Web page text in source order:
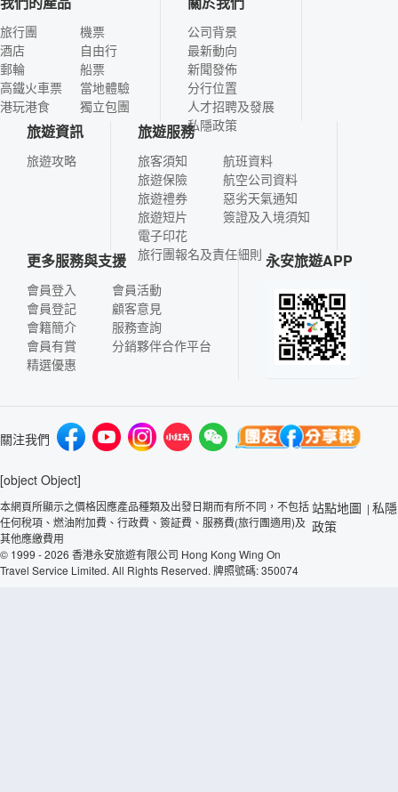
旅行團
酒店
郵輪
高鐵火車票
港玩港食
機票
自由行
船票
當地體驗
獨立包團
公司背景
最新動向
新聞發佈
分行位置
人才招聘及發展
私隱政策
旅遊資訊
旅遊攻略
旅遊服務
旅客須知
旅遊保險
旅遊禮券
旅遊短片
電子印花
航班資料
航空公司資料
惡劣天氣通知
簽證及入境須知
旅行團報名及責任細則
更多服務與支援
會員登入
會員登記
會籍簡介
會員有賞
精選優惠
會員活動
顧客意見
服務查詢
分銷夥伴合作平台
永安旅遊APP
關注我們
[object Object]
本網頁所顯示之價格因應產品種類及出發日期而有所不同，不包括
任何稅項、燃油附加費、行政費、簽証費、服務費(旅行團適用)及
其他應繳費用
© 1999 - 2026 香港永安旅遊有限公司 Hong Kong Wing On
Travel Service Limited. All Rights Reserved. 牌照號碼: 350074
站點地圖 | 私隱
政策